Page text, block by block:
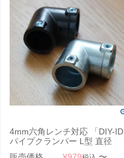
4mm六角レンチ対応 「DIY-ID
パイプクランパー L型 直径
25.4mmパイプ用」